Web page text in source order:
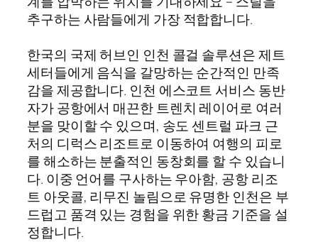
추구하는 사람들에게 가장 적합합니다.
한국의 국제 허브인 인천 콜걸 솔루션은 제트
세터들에게 음식을 갈망하는 순간적인 만족
감을 제공합니다. 인천 에스코트 서비스 동반
자가 공항에서 매끈한 트렌치 레이어로 여러
분을 맞이할 수 있으며, 송도 센트럴 파크 근
처의 디럭스 리조트로 이동하여 여행의 피로
를 해소하는 분출적인 동창회를 할 수 있습니
다. 이중 언어를 구사하는 우아함, 공항 리조
트 아웃콜, 리무진 놀림으로 유명한 인천은 부
드럽고 품격 있는 경험을 위한 황금 기준을 설
정합니다.